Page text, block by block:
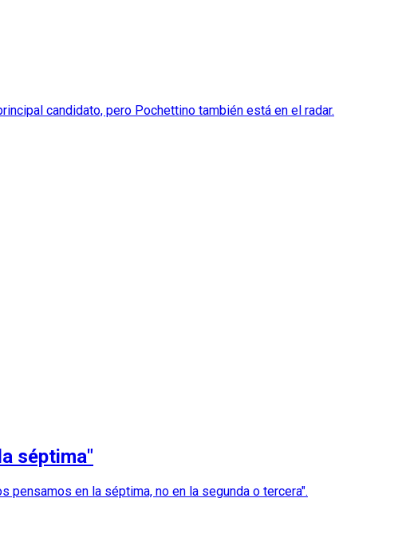
candidato, pero Pochettino también está en el radar.
séptima"
pensamos en la séptima, no en la segunda o tercera".